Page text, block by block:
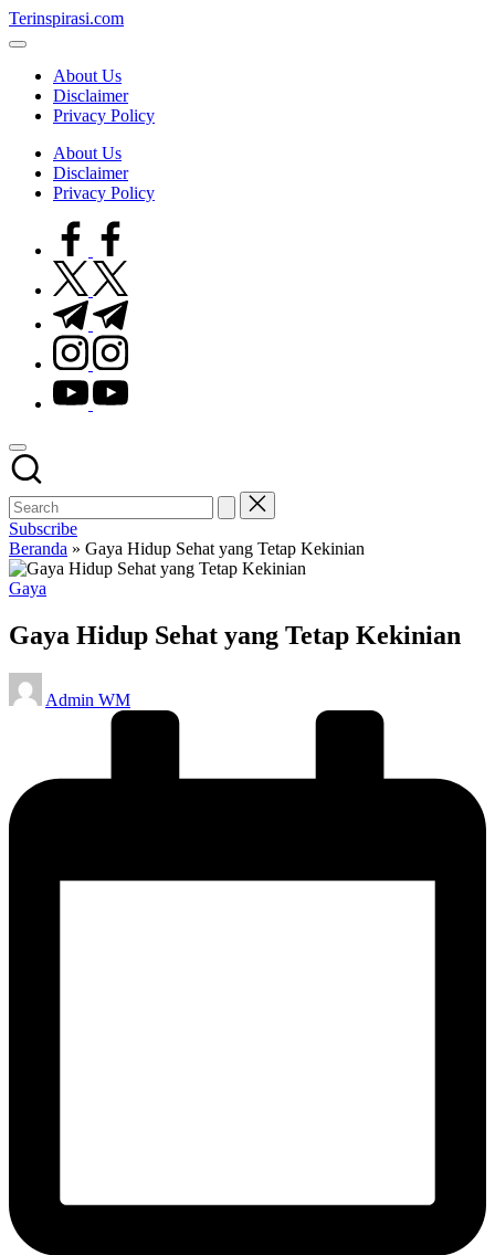
Skip
to
Terinspirasi.com
Inspirasi
TerkiniAbout Us
Disclaimer
Privacy Policy
About Us
Disclaimer
Privacy Policy
facebook.com
twitter.com
t.me
instagram.com
youtube.com
Subscribe
Beranda » Gaya Hidup Sehat yang Tetap Kekinian
Posted
Gaya
Gaya Hidup Sehat yang Tetap Kekinian
Posted
by
Admin WM